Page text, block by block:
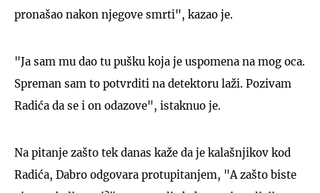
pronašao nakon njegove smrti", kazao je.
"Ja sam mu dao tu pušku koja je uspomena na mog oca.
Spreman sam to potvrditi na detektoru laži. Pozivam
Radića da se i on odazove", istaknuo je.
Na pitanje zašto tek danas kaže da je kalašnjikov kod
Radića, Dabro odgovara protupitanjem, "A zašto biste